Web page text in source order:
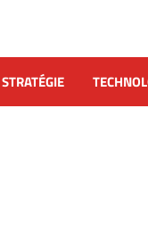
STRATÉGIE